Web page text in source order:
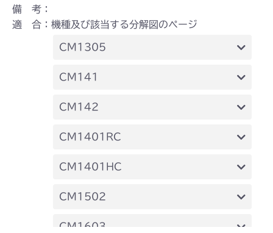
備 考：
適 合：機種及び該当する分解図のページ
CM1305
本体 FIG16 動力伝達
CM141
FIG12 動力伝達
CM142
FIG12 動力伝達
CM1401RC
本体 FIG13 動力伝達(刈刃)
CM1401HC
本体 FIG14 240A 動力伝達
CM1502
本体 FIG17 動力伝達
CM1603